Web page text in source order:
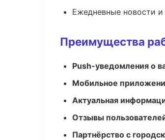
Ежедневные новости
Преимущества
Push-уведомления о
Мобильное
Актуальная
Отзывы
Партнёрство с